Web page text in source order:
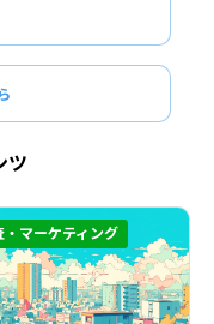
ツ
・マーケティング